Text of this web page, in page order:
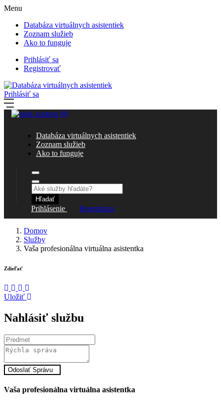
Menu
Databáza virtuálnych asistentiek
Zoznam služieb
Ako to funguje
Prihlásiť sa
Registrovať
Prihlásiť sa
Databáza virtuálnych asistentiek
Zoznam služieb
Ako to funguje
Hľadať
Prihlásenie Registrácia
Domov
Služby
Vaša profesionálna virtuálna asistentka
Zdieľať
Uložiť
Nahlásiť službu
Odoslať Správu
Vaša profesionálna virtuálna asistentka